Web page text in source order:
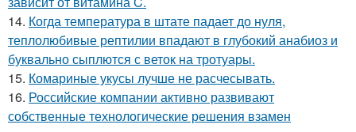
14. Когда температура в штате падает до нуля,
теплолюбивые рептилии впадают в глубокий анабиоз и
буквально сыплются с веток на тротуары.
15. Комариные укусы лучше не расчесывать.
16. Российские компании активно развивают
собственные технологические решения взамен